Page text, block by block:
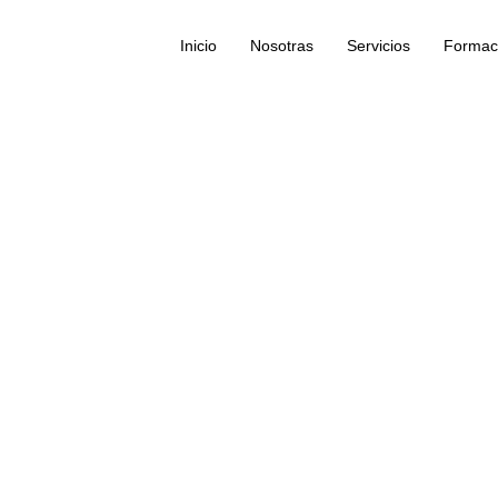
Inicio Nosotras Servicios